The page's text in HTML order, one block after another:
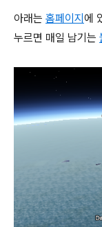
아래는 홈페이지에
누르면 매일 남기는